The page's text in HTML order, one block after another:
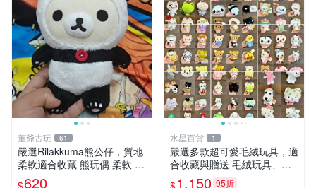
董爺古玩 61
嚴選Rilakkuma熊公仔，質地
柔軟適合收藏 熊玩偶 柔軟 公
仔 收藏
620
水星百貨 1
嚴選多款超可愛毛絨玩具，適
合收藏與贈送 毛絨玩具、抱
枕、公仔
1,150 95折